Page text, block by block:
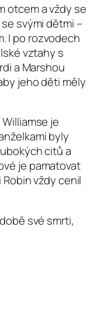
otcem a vždy se
svými dětmi –
I po rozvodech
vztahy s
a Marshou
jeho děti měly
je
byly
citů a
je pamatovat
vždy cenil
své smrti,